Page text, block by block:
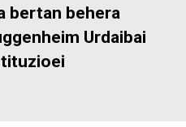
bertan behera
Urdaibai